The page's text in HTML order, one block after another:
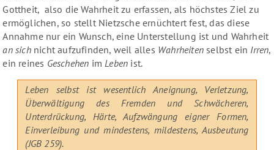
Gottheit, also die Wahrheit zu erfassen, als höchstes Ziel zu
ermöglichen, so stellt Nietzsche ernüchtert fest, das diese
Annahme nur ein Wunsch, eine Unterstellung ist und Wahrheit
an sichnicht aufzufinden, weil alles Wahrheiten selbst ein Irren,
ein reines Geschehen im Leben ist.
Leben selbst ist wesentlich Aneignung, Verletzung,
Überwältigung des Fremden und Schwächeren,
Unterdrückung, Härte, Aufzwängung eigner Formen,
Einverleibung und mindestens, mildestens, Ausbeutung
(JGB 259).